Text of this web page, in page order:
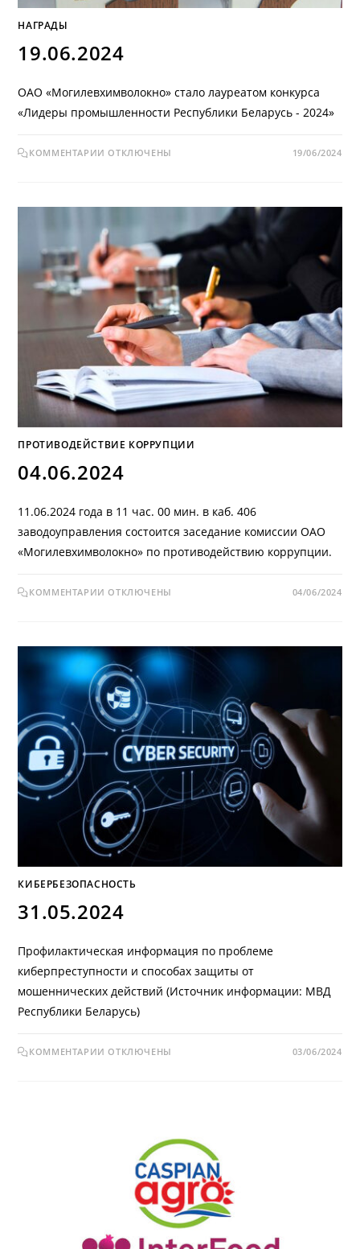
НАГРАДЫ
19.06.2024
ОАО «Могилевхимволокно» стало лауреатом конкурса
«Лидеры промышленности Республики Беларусь - 2024»
КОММЕНТАРИИ ОТКЛЮЧЕНЫ 19/06/2024
ПРОТИВОДЕЙСТВИЕ КОРРУПЦИИ
04.06.2024
11.06.2024 года в 11 час. 00 мин. в каб. 406
заводоуправления состоится заседание комиссии ОАО
«Могилевхимволокно» по противодействию коррупции.
КОММЕНТАРИИ ОТКЛЮЧЕНЫ 04/06/2024
КИБЕРБЕЗОПАСНОСТЬ
31.05.2024
Профилактическая информация по проблеме
киберпреступности и способах защиты от
мошеннических действий (Источник информации: МВД
Республики Беларусь)
КОММЕНТАРИИ ОТКЛЮЧЕНЫ 03/06/2024